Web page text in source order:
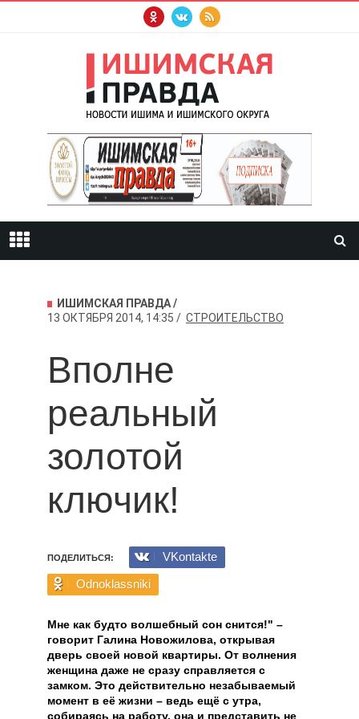
ИШИМСКАЯ ПРАВДА
13 ОКТЯБРЯ 2014, 14:35
СТРОИТЕЛЬСТВО
Вполне
реальный
золотой
ключик!
ПОДЕЛИТЬСЯ:
VKontakte
Odnoklassniki
Мне как будто волшебный сон снится!" –
говорит Галина Новожилова, открывая
дверь своей новой квартиры. От волнения
женщина даже не сразу справляется с
замком. Это действительно незабываемый
момент в её жизни – ведь ещё с утра,
собираясь на работу, она и представить не